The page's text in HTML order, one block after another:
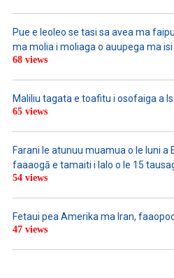
Pue e leoleo se tasi sa avea ma
ma molia i moliaga o auupega ma isi
68 views
Maliliu tagata e toafitu i osofaiga a
65 views
Farani le atunuu muamua o le Iuni a
faaaogā e tamaiti i lalo o le 15
54 views
Fetaui pea Amerika ma Iran,
47 views